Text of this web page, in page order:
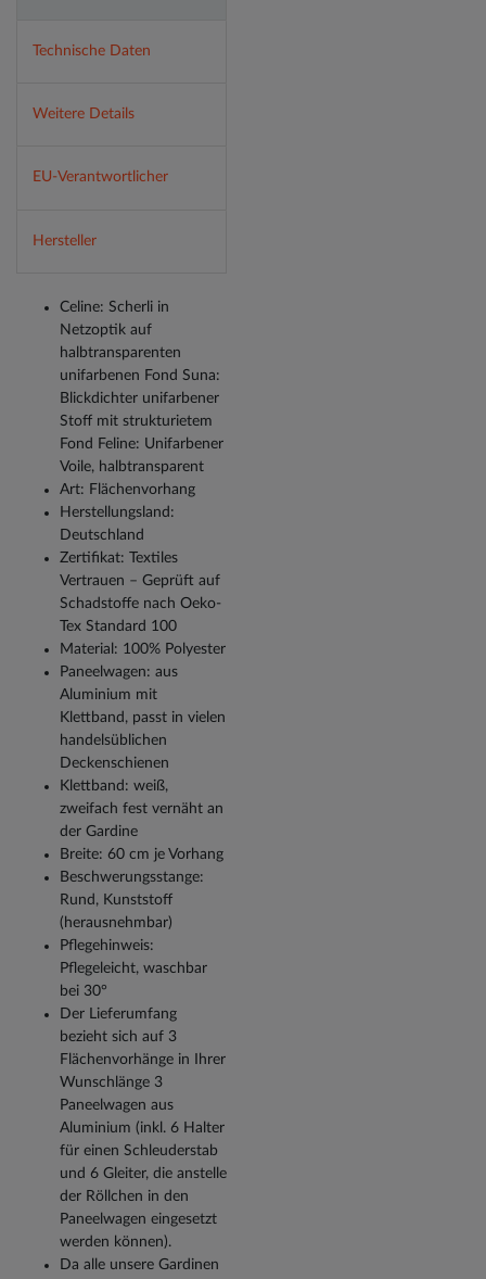
Technische Daten
Weitere Details
EU-Verantwortlicher
Hersteller
Celine: Scherli in
Netzoptik auf
halbtransparenten
unifarbenen Fond Suna:
Blickdichter unifarbener
Stoff mit strukturietem
Fond Feline: Unifarbener
Voile, halbtransparent
Art: Flächenvorhang
Herstellungsland:
Deutschland
Zertifikat: Textiles
Vertrauen – Geprüft auf
Schadstoffe nach Oeko-
Tex Standard 100
Material: 100% Polyester
Paneelwagen: aus
Aluminium mit
Klettband, passt in vielen
handelsüblichen
Deckenschienen
Klettband: weiß,
zweifach fest vernäht an
der Gardine
Breite: 60 cm je Vorhang
Beschwerungsstange:
Rund, Kunststoff
(herausnehmbar)
Pflegehinweis:
Pflegeleicht, waschbar
bei 30°
Der Lieferumfang
bezieht sich auf 3
Flächenvorhänge in Ihrer
Wunschlänge 3
Paneelwagen aus
Aluminium (inkl. 6 Halter
für einen Schleuderstab
und 6 Gleiter, die anstelle
der Röllchen in den
Paneelwagen eingesetzt
werden können).
Da alle unsere Gardinen